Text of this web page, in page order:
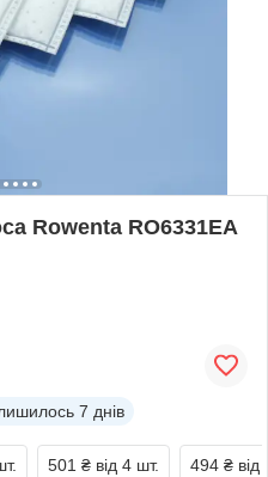
Rowenta RO6331EA
7 днів
501 ₴ від 4 шт. 494 ₴ від